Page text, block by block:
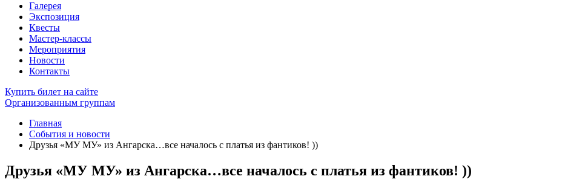
Галерея
Экспозиция
Квесты
Мастер-классы
Мероприятия
Новости
Контакты
Купить билет на сайте
Организованным группам
Главная
События и новости
Друзья «МУ МУ» из Ангарска…все началось с платья из фантиков! ))
Друзья «МУ МУ» из Ангарска…все началось с платья из фантиков! ))